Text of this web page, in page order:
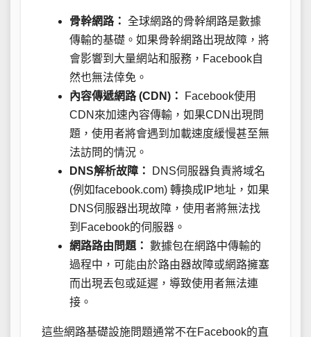
骨幹網路： 全球網路的骨幹網路是數據
傳輸的基礎。如果骨幹網路出現故障，將
會影響到大量網站和服務，Facebook自
然也無法倖免。
內容傳遞網路 (CDN)：
Facebook使用
CDN來加速內容傳輸，如果CDN出現問
題，使用者將會遇到加載速度緩慢甚至無
法訪問的情況。
DNS解析故障：
DNS伺服器負責將域名
(例如facebook.com) 轉換成IP地址，如果
DNS伺服器出現故障，使用者將無法找
到Facebook的伺服器。
網路路由問題： 數據包在網路中傳輸的
過程中，可能由於路由器故障或網路擁塞
而出現丟包或延遲，導致使用者無法連
接。
這些網路基礎設施問題通常不在Facebook的直